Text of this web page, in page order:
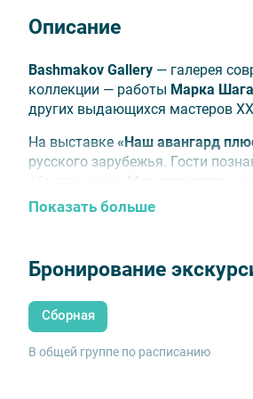
Описание
Bashmakov Gallery — галерея
коллекции — работы Марка
других выдающихся мастеров
На выставке «Наш авангард
русского зарубежья. Гости
«Мир искусства»
ведущих театров Европы.
пошуары Сони Делоне и Андрея
Внимание!
Аннуляция возможна
Показать больше
Бронирование
Сборная
В общей группе по расписанию